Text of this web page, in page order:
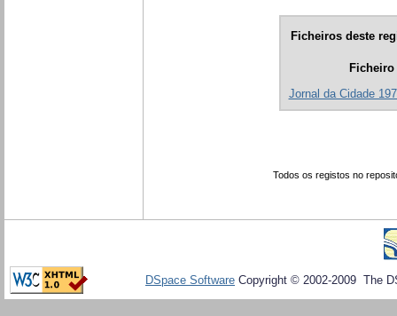
Ficheiros deste
Ficheiro
Jornal da Cidade
Todos os registos no
DSpace Software Copyright © 2002-2009 The